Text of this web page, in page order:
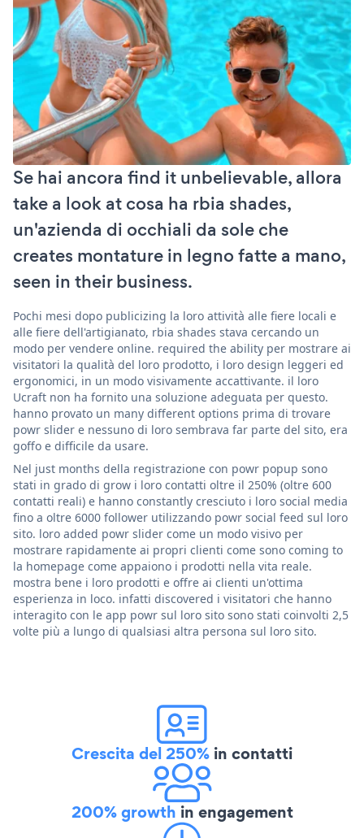
Se hai ancora find it unbelievable, allora
take a look at cosa ha rbia shades,
un'azienda di occhiali da sole che
creates montature in legno fatte a mano,
seen in their business.
Pochi mesi dopo publicizing la loro attività alle fiere locali e
alle fiere dell'artigianato, rbia shades stava cercando un
modo per vendere online. required the ability per mostrare ai
visitatori la qualità del loro prodotto, i loro design leggeri ed
ergonomici, in un modo visivamente accattivante. il loro
Ucraft non ha fornito una soluzione adeguata per questo.
hanno provato un many different options prima di trovare
powr slider e nessuno di loro sembrava far parte del sito, era
goffo e difficile da usare.
Nel just months della registrazione con powr popup sono
stati in grado di grow i loro contatti oltre il 250% (oltre 600
contatti reali) e hanno constantly cresciuto i loro social media
fino a oltre 6000 follower utilizzando powr social feed sul loro
sito. loro added powr slider come un modo visivo per
mostrare rapidamente ai propri clienti come sono coming to
la homepage come appaiono i prodotti nella vita reale.
mostra bene i loro prodotti e offre ai clienti un'ottima
esperienza in loco. infatti discovered i visitatori che hanno
interagito con le app powr sul loro sito sono stati coinvolti 2,5
volte più a lungo di qualsiasi altra persona sul loro sito.
Crescita del 250% in contatti
200% growth in engagement